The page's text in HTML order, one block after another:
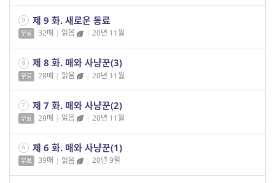
9 제 9 화. 새로운 동료
무료 32매 | 읽음 | 20년 11월
8 제 8 화. 매와 사냥꾼(3)
무료 28매 | 읽음 | 20년 11월
7 제 7 화. 매와 사냥꾼(2)
무료 28매 | 읽음 | 20년 11월
6 제 6 화. 매와 사냥꾼(1)
무료 39매 | 읽음 | 20년 9월